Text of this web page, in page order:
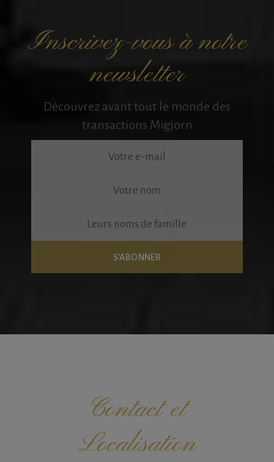
Inscrivez-vous à notre
newsletter
Découvrez avant tout le monde des
transactions Migjorn
Contact et
Localisation